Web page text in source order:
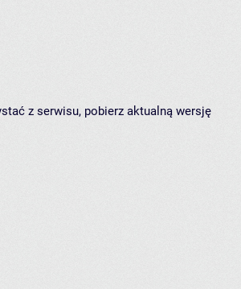
z serwisu, pobierz aktualną wersję